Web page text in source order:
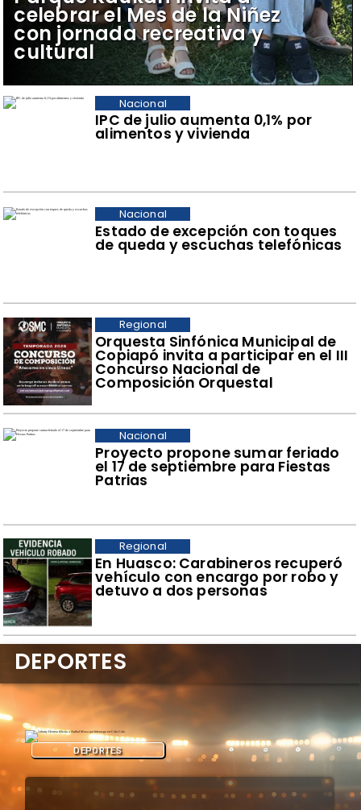
IPC de julio aumenta 0,1% por
alimentos y vivienda
Nacional
Estado de excepción con toques
de queda y escuchas telefónicas
Nacional
Orquesta Sinfónica Municipal de
Copiapó invita a participar en el III
Concurso Nacional de
Composición Orquestal
Regional
Proyecto propone sumar feriado
el 17 de septiembre para Fiestas
Patrias
Nacional
​En Huasco: Carabineros recuperó
vehículo con encargo por robo y
detuvo a dos personas
Regional
celebrar el Mes de la Niñez
con jornada recreativa y
cultural
DEPORTES
DEPORTES